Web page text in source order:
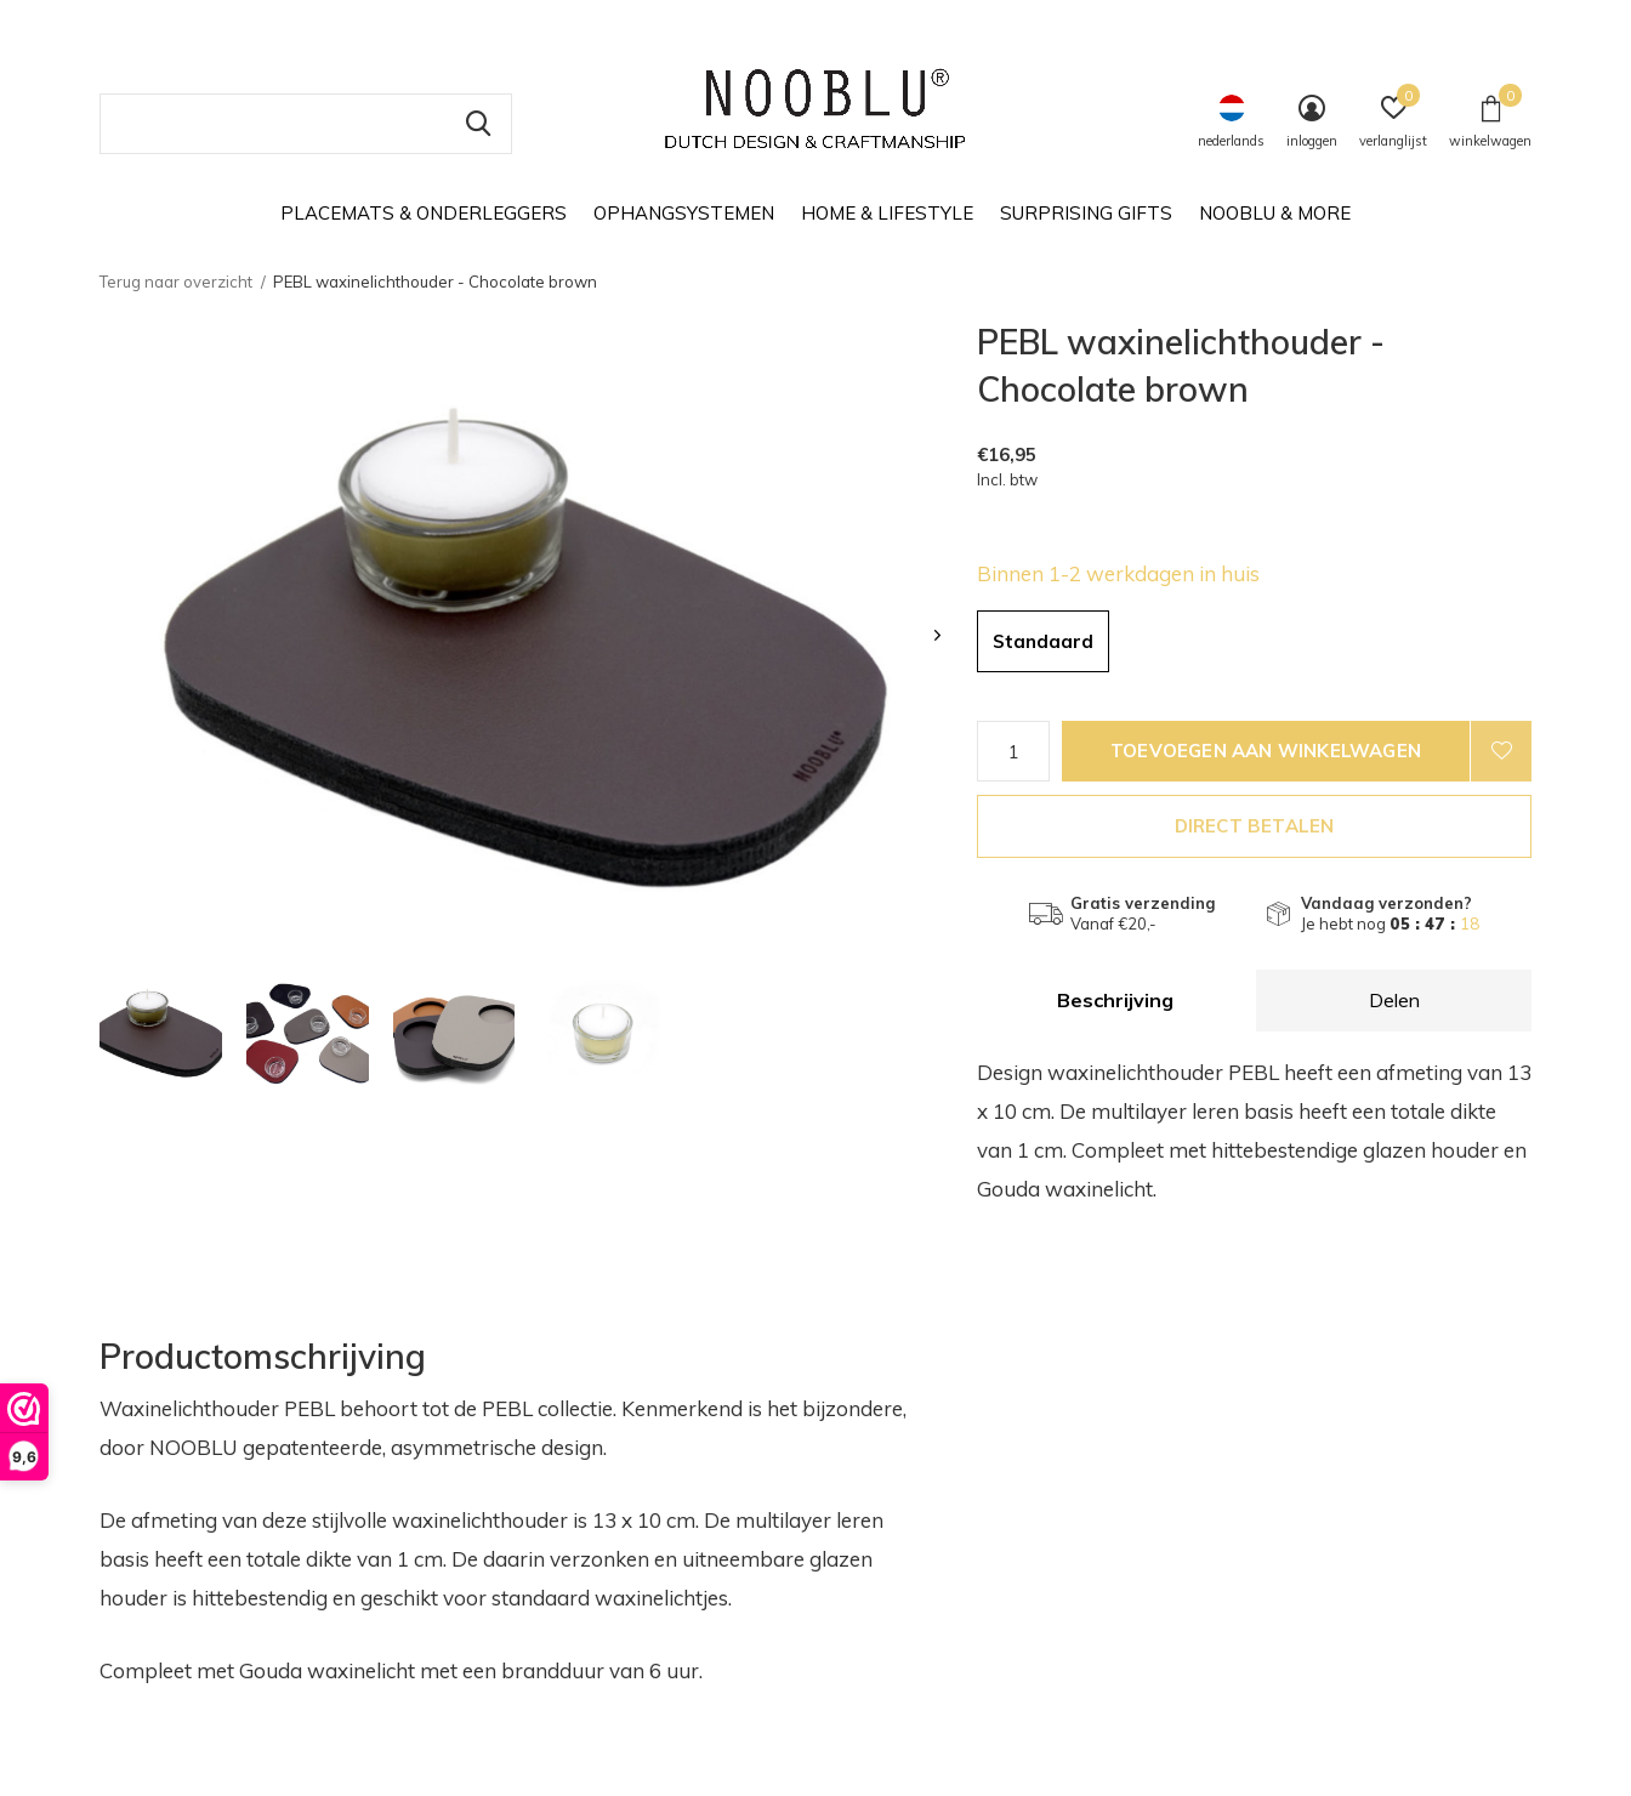
9,6
PLACEMATS & ONDERLEGGERS OPHANGSYSTEMEN HOME & LIFESTYLE SURPRISING GIFTS NOOBLU & MORE
nederlands inloggen verlanglijst
0
winkelwagen
0
Terug naar overzicht PEBL waxinelichthouder - Chocolate brown
PEBL waxinelichthouder -
Chocolate brown
€16,95
Incl. btw
Binnen 1-2 werkdagen in huis
Standaard
TOEVOEGEN AAN WINKELWAGEN
DIRECT BETALEN
Gratis verzending
Vanaf €20,-
Vandaag verzonden?
Je hebt nog 05 : 47 : 18
Beschrijving Delen
Design waxinelichthouder PEBL heeft een afmeting van 13
x 10 cm. De multilayer leren basis heeft een totale dikte
van 1 cm. Compleet met hittebestendige glazen houder en
Gouda waxinelicht.
Productomschrijving
Waxinelichthouder PEBL behoort tot de PEBL collectie. Kenmerkend is het bijzondere,
door NOOBLU gepatenteerde, asymmetrische design.
De afmeting van deze stijlvolle waxinelichthouder is 13 x 10 cm. De multilayer leren
basis heeft een totale dikte van 1 cm. De daarin verzonken en uitneembare glazen
houder is hittebestendig en geschikt voor standaard waxinelichtjes.
Compleet met Gouda waxinelicht met een brandduur van 6 uur.